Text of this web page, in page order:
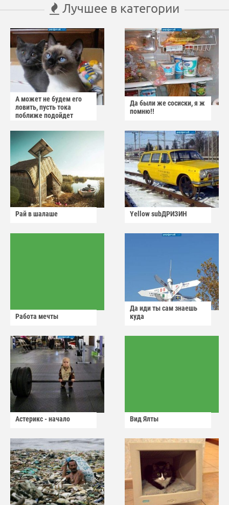
Лучшее в категории
А может не будем его
ловить, пусть тока
поближе подойдет
Да были же сосиски, я ж
помню!!
Рай в шалаше Yellow subДРИЗИН
Работа мечты
Да иди ты сам знаешь
куда
Астерикс - начало Вид Ялты